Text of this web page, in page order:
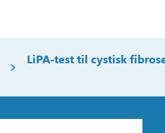
LiPA-test til cystisk